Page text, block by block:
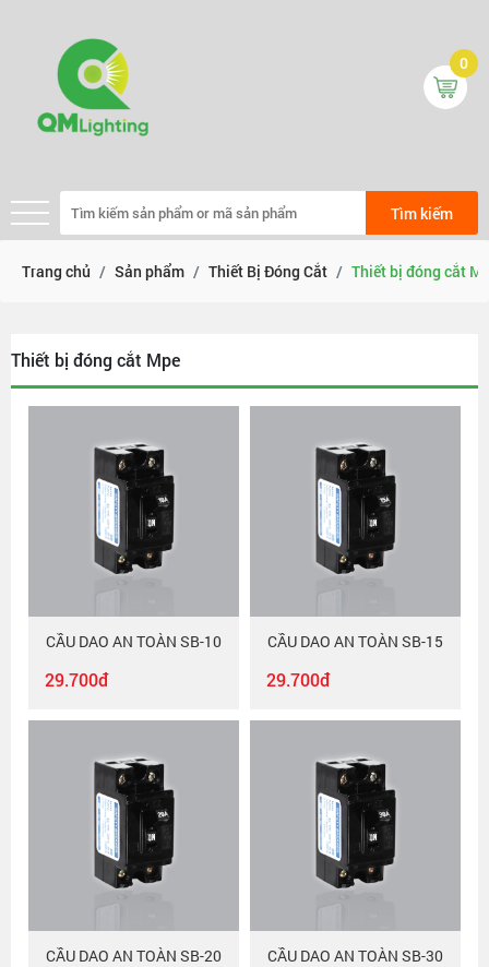
Tìm kiếm
0
Trang chủ Sản phẩm Thiết Bị Đóng Cắt Thiết bị đóng cắt
Thiết bị đóng cắt Mpe
CẦU DAO AN TOÀN SB-10
29.700đ
CẦU DAO AN TOÀN SB-15
29.700đ
CẦU DAO AN TOÀN SB-20 CẦU DAO AN TOÀN SB-30